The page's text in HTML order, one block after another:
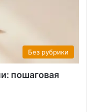
Без рубрики
пошаговая